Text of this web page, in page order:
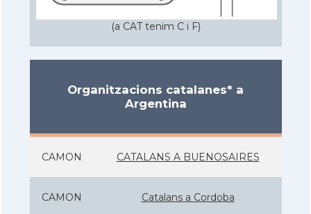
(a CAT tenim C i F)
Organitzacions catalanes* a
Argentina
CAMON CATALANS A BUENOSAIRES
CAMON Catalans a Cordoba